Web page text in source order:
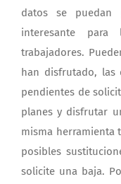
datos se
interesante
trabajadores.
han disfrutado, las
pendientes de
planes y disfrutar
misma herramienta
posibles
solicite una baja.